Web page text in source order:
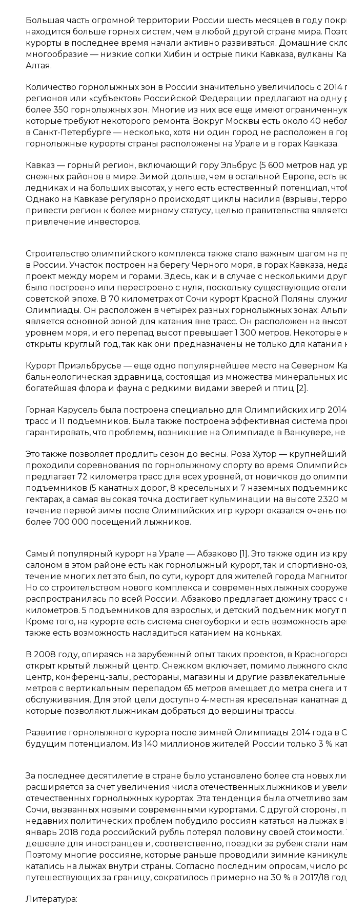
Большая часть огромной территории России шесть месяцев в году
находится больше горных систем, чем в любой другой стране мира.
курорты в последнее время начали активно развиваться. Домашние
многообразие — низкие сопки Хибин и острые пики Кавказа, вулканы
Алтая.
Количество горнолыжных зон в России значительно увеличилось с 2014
регионов или «субъектов» Российской Федерации предлагают на одну
более 350 горнолыжных зон. Многие из них все еще имеют
которые требуют некоторого ремонта. Вокруг Москвы есть около 40
в Санкт-Петербурге — несколько, хотя ни один город не расположен в
горнолыжные курорты страны расположены на Урале и в горах Кавказа.
Кавказ — горный регион, включающий гору Эльбрус (5 600 метров над
снежных районов в мире. Зимой дольше, чем в остальной Европе, есть
ледниках и на больших высотах, у него есть естественный потенциал,
Однако на Кавказе регулярно происходят циклы насилия (взрывы,
привести регион к более мирному статусу, целью правительства
привлечение инвесторов.
Строительство олимпийского комплекса также стало важным шагом на
в России. Участок построен на берегу Черного моря, в горах Кавказа,
проект между морем и горами. Здесь, как и в случае с несколькими
было построено или перестроено с нуля, поскольку существующие
советской эпохе. В 70 километрах от Сочи курорт Красной Поляны
Олимпиады. Он расположен в четырех разных горнолыжных зонах:
является основной зоной для катания вне трасс. Он расположен на
уровнем моря, и его перепад высот превышает 1 300 метров.
открыты круглый год, так как они предназначены не только для катания
Курорт Приэльбрусье — еще одно популярнейшее место на Северном
бальнеологическая здравница, состоящая из множества минеральных
богатейшая флора и фауна с редкими видами зверей и птиц [2].
Горная Карусель была построена специально для Олимпийских игр
трасс и 11 подъемников. Была также построена эффективная система
гарантировать, что проблемы, возникшие на Олимпиаде в Ванкувере, не
Это также позволяет продлить сезон до весны. Роза Хутор —
проходили соревнования по горнолыжному спорту во время
предлагает 72 километра трасс для всех уровней, от новичков до
подъемников (5 канатных дорог, 8 кресельных и 7 наземных
гектарах, а самая высокая точка достигает кульминации на высоте
течение первой зимы после Олимпийских игр курорт оказался очень
более 700 000 посещений лыжников.
Самый популярный курорт на Урале — Абзаково [1]. Это также один из
салоном в этом районе есть как горнолыжный курорт, так и спортивно-
течение многих лет это был, по сути, курорт для жителей города
Но со строительством нового комплекса и современных лыжных
распространилась по всей России. Абзаково предлагает дюжину трасс
километров. 5 подъемников для взрослых, и детский подъемник могут
Кроме того, на курорте есть система снегоуборки и есть возможность
также есть возможность насладиться катанием на коньках.
В 2008 году, опираясь на зарубежный опыт таких проектов, в
открыт крытый лыжный центр. Снеж.ком включает, помимо лыжного
центр, конференц-залы, рестораны, магазины и другие
метров с вертикальным перепадом 65 метров вмещает до метра снега и
обслуживания. Для этой цели доступно 4-местная кресельная
которые позволяют лыжникам добраться до вершины трассы.
Развитие горнолыжного курорта после зимней Олимпиады 2014 года в
будущим потенциалом. Из 140 миллионов жителей России только 3 %
За последнее десятилетие в стране было установлено более ста новых
расширяется за счет увеличения числа отечественных лыжников и
отечественных горнолыжных курортах. Эта тенденция была отчетливо
Сочи, вызванных новыми современными курортами. С другой стороны,
недавних политических проблем побудило россиян кататься на лыжах в
январь 2018 года российский рубль потерял половину своей
дешевле для иностранцев и, соответственно, поездки за рубеж стали
Поэтому многие россияне, которые раньше проводили зимние
катались на лыжах внутри страны. Согласно последним опросам, число
путешествующих за границу, сократилось примерно на 30 % в 2017/18
Литература: